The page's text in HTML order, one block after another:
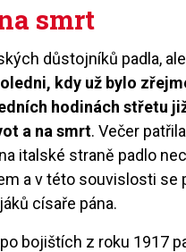
smrt
důstojníků padla,
kdy už bylo
hodinách střetu
a na smrt. Večer
italské straně padlo
a v této souvislosti se
císaře pána.
bojištích z roku 1917